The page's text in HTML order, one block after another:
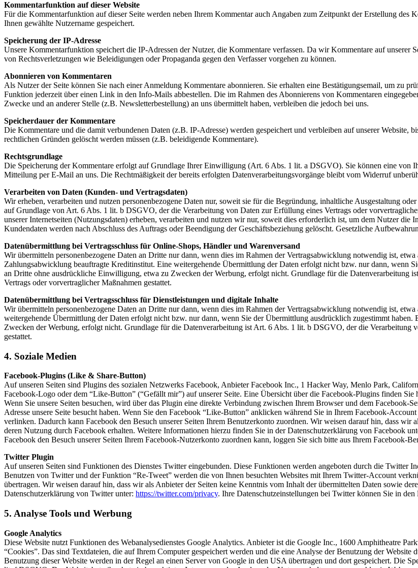
Kommentarfunktion auf dieser Website
Für die Kommentarfunktion auf dieser Seite werden neben Ihrem Kommentar auch Angaben zum Zeitpunkt der Erstellung des
Ihnen gewählte Nutzername gespeichert.
Speicherung der IP-Adresse
Unsere Kommentarfunktion speichert die IP-Adressen der Nutzer, die Kommentare verfassen. Da wir Kommentare auf
von Rechtsverletzungen wie Beleidigungen oder Propaganda gegen den Verfasser vorgehen zu können.
Abonnieren von Kommentaren
Als Nutzer der Seite können Sie nach einer Anmeldung Kommentare abonnieren. Sie erhalten eine Bestätigungsemail, um zu
Funktion jederzeit über einen Link in den Info-Mails abbestellen. Die im Rahmen des Abonnierens von Kommentaren
Zwecke und an anderer Stelle (z.B. Newsletterbestellung) an uns übermittelt haben, verbleiben die jedoch bei uns.
Speicherdauer der Kommentare
Die Kommentare und die damit verbundenen Daten (z.B. IP-Adresse) werden gespeichert und verbleiben auf unserer Website,
rechtlichen Gründen gelöscht werden müssen (z.B. beleidigende Kommentare).
Rechtsgrundlage
Die Speicherung der Kommentare erfolgt auf Grundlage Ihrer Einwilligung (Art. 6 Abs. 1 lit. a DSGVO). Sie können eine von
Mitteilung per E-Mail an uns. Die Rechtmäßigkeit der bereits erfolgten Datenverarbeitungsvorgänge bleibt vom Widerruf
Verarbeiten von Daten (Kunden- und Vertragsdaten)
Wir erheben, verarbeiten und nutzen personenbezogene Daten nur, soweit sie für die Begründung, inhaltliche Ausgestaltung
auf Grundlage von Art. 6 Abs. 1 lit. b DSGVO, der die Verarbeitung von Daten zur Erfüllung eines Vertrags oder
unserer Internetseiten (Nutzungsdaten) erheben, verarbeiten und nutzen wir nur, soweit dies erforderlich ist, um dem Nutzer die
Kundendaten werden nach Abschluss des Auftrags oder Beendigung der Geschäftsbeziehung gelöscht. Gesetzliche
Datenübermittlung bei Vertragsschluss für Online-Shops, Händler und Warenversand
Wir übermitteln personenbezogene Daten an Dritte nur dann, wenn dies im Rahmen der Vertragsabwicklung notwendig ist,
Zahlungsabwicklung beauftragte Kreditinstitut. Eine weitergehende Übermittlung der Daten erfolgt nicht bzw. nur dann, wenn
an Dritte ohne ausdrückliche Einwilligung, etwa zu Zwecken der Werbung, erfolgt nicht. Grundlage für die
Vertrags oder vorvertraglicher Maßnahmen gestattet.
Datenübermittlung bei Vertragsschluss für Dienstleistungen und digitale Inhalte
Wir übermitteln personenbezogene Daten an Dritte nur dann, wenn dies im Rahmen der Vertragsabwicklung notwendig ist,
weitergehende Übermittlung der Daten erfolgt nicht bzw. nur dann, wenn Sie der Übermittlung ausdrücklich zugestimmt
Zwecken der Werbung, erfolgt nicht. Grundlage für die Datenverarbeitung ist Art. 6 Abs. 1 lit. b DSGVO, der die Verarbeitung
gestattet.
4. Soziale Medien
Facebook-Plugins (Like & Share-Button)
Auf unseren Seiten sind Plugins des sozialen Netzwerks Facebook, Anbieter Facebook Inc., 1 Hacker Way, Menlo Park,
Facebook-Logo oder dem “Like-Button” (“Gefällt mir”) auf unserer Seite. Eine Übersicht über die Facebook-Plugins finden Sie
Wenn Sie unsere Seiten besuchen, wird über das Plugin eine direkte Verbindung zwischen Ihrem Browser und dem Facebook-
Adresse unsere Seite besucht haben. Wenn Sie den Facebook “Like-Button” anklicken während Sie in Ihrem Facebook-
verlinken. Dadurch kann Facebook den Besuch unserer Seiten Ihrem Benutzerkonto zuordnen. Wir weisen darauf hin, dass
deren Nutzung durch Facebook erhalten. Weitere Informationen hierzu finden Sie in der Datenschutzerklärung von Facebook
Facebook den Besuch unserer Seiten Ihrem Facebook-Nutzerkonto zuordnen kann, loggen Sie sich bitte aus Ihrem Facebook-
Twitter Plugin
Auf unseren Seiten sind Funktionen des Dienstes Twitter eingebunden. Diese Funktionen werden angeboten durch die Twitter
Benutzen von Twitter und der Funktion “Re-Tweet” werden die von Ihnen besuchten Websites mit Ihrem Twitter-Account
übertragen. Wir weisen darauf hin, dass wir als Anbieter der Seiten keine Kenntnis vom Inhalt der übermittelten Daten sowie
Datenschutzerklärung von Twitter unter: https://twitter.com/privacy. Ihre Datenschutzeinstellungen bei Twitter können Sie in
5. Analyse Tools und Werbung
Google Analytics
Diese Website nutzt Funktionen des Webanalysedienstes Google Analytics. Anbieter ist die Google Inc., 1600 Amphitheatre
“Cookies”. Das sind Textdateien, die auf Ihrem Computer gespeichert werden und die eine Analyse der Benutzung der
Benutzung dieser Website werden in der Regel an einen Server von Google in den USA übertragen und dort gespeichert. Die